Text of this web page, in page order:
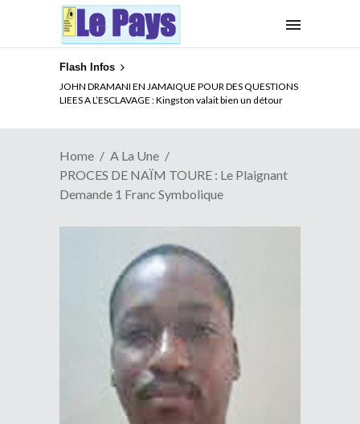
Flash Infos
ELECTION DE TALON A LA TETE DU SENAT BENINOIS :
Quand Patrice quitte le pouvoir sans partir !
Home
A La Une
PROCES DE NAÏM TOURE : Le Plaignant
Demande 1 Franc Symbolique